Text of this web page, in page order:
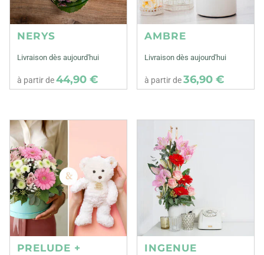
NERYS
Livraison dès aujourd'hui
à partir de44,90 €
AMBRE
Livraison dès aujourd'hui
à partir de36,90 €
PRELUDE +
INGENUE